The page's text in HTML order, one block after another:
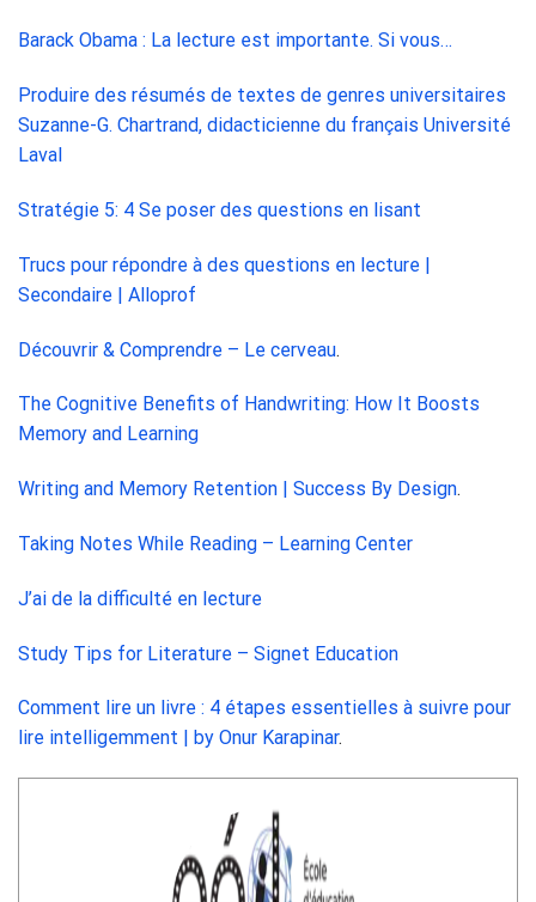
Barack Obama : La lecture est importante. Si vous…
Produire des résumés de textes de genres universitaires
Suzanne-G. Chartrand, didacticienne du français Université
Laval
Stratégie 5: 4 Se poser des questions en lisant
Trucs pour répondre à des questions en lecture |
Secondaire | Alloprof
Découvrir & Comprendre – Le cerveau.
The Cognitive Benefits of Handwriting: How It Boosts
Memory and Learning
Writing and Memory Retention | Success By Design.
Taking Notes While Reading – Learning Center
J’ai de la difficulté en lecture
Study Tips for Literature – Signet Education
Comment lire un livre : 4 étapes essentielles à suivre pour
lire intelligemment | by Onur Karapinar.